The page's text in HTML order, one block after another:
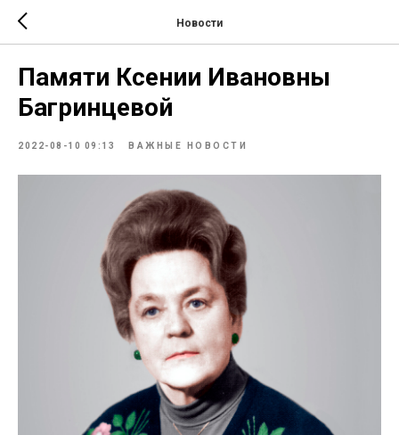
Новости
Памяти Ксении Ивановны
Багринцевой
2022-08-10 09:13 ВАЖНЫЕ НОВОСТИ